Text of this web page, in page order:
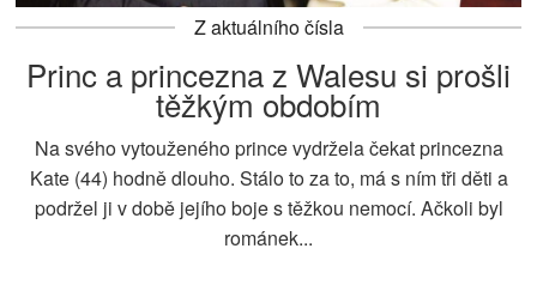
Z aktuálního čísla
Princ a princezna z Walesu si prošli
těžkým obdobím
Na svého vytouženého prince vydržela čekat princezna
Kate (44) hodně dlouho. Stálo to za to, má s ním tři děti a
podržel ji v době jejího boje s těžkou nemocí. Ačkoli byl
románek...